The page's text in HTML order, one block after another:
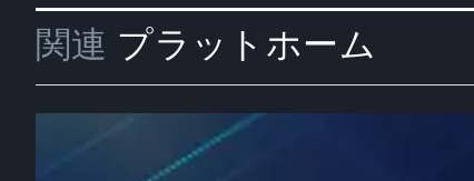
関連 プラットホーム